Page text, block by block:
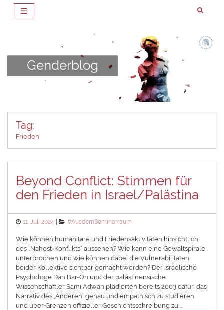
☰
Genderblog
Tag:
Frieden
Beyond Conflict: Stimmen für
den Frieden in Israel/Palästina
Posted
11. Juli 2024 Categories
#AusdemSeminarraum
Wie können humanitäre und Friedensaktivitäten hinsichtlich
des „Nahost-Konflikts“ aussehen? Wie kann eine Gewaltspirale
unterbrochen und wie können dabei die Vulnerabilitäten
beider Kollektive sichtbar gemacht werden? Der israelische
Psychologe Dan Bar-On und der palästinensische
Wissenschaftler Sami Adwan plädierten bereits 2003 dafür, das
Narrativ des ‚Anderen‘ genau und empathisch zu studieren
und über Grenzen offizieller Geschichtsschreibung zu …